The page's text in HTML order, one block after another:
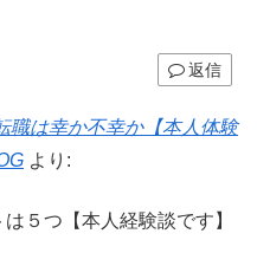
返信
職は幸か不幸か【本人体験
より:
５つ【本人経験談です】